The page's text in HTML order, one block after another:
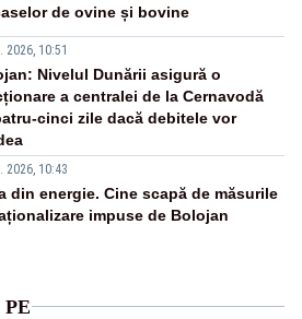
de ovine și bovine
2026, 10:51
Nivelul Dunării asigură o
a centralei de la Cernavodă
cinci zile dacă debitele vor
2026, 10:43
din energie. Cine scapă de măsurile
impuse de Bolojan